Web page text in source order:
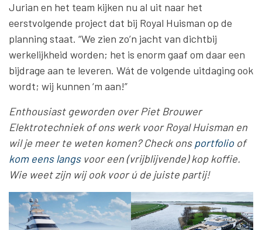
Jurian en het team kijken nu al uit naar het
eerstvolgende project dat bij Royal Huisman op de
planning staat. “We zien zo’n jacht van dichtbij
werkelijkheid worden; het is enorm gaaf om daar een
bijdrage aan te leveren. Wát de volgende uitdaging ook
wordt; wij kunnen ‘m aan!”
Enthousiast geworden over Piet Brouwer
Elektrotechniek of ons werk voor Royal Huisman en
wil je meer te weten komen? Check ons portfolio of
kom eens langsvoor een (vrijblijvende) kop koffie.
Wie weet zijn wij ook voor ú de juiste partij!